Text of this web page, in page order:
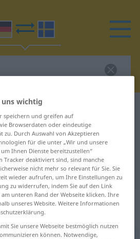
Wörterbuch
Übersetzung
Übersetzung
: intransitives Verb,
Zeitwort
wichtig
speichern und greifen auf
Browserdaten oder eindeutige
zu. Durch Auswahl von Akzeptieren
für die unter „Wir und unsere
Ihnen Dienste bereitzustellen“
Tracker deaktiviert sind, sind manche
nicht mehr so relevant für Sie. Sie
wieder aufrufen, um Ihre Einstellungen zu
zu widerrufen, indem Sie auf den Link
unteren Rand der Webseite klicken. Ihre
unseres Website. Weitere Informationen
Sie unsere Webseite bestmöglich nutzen
können. Notwendige,